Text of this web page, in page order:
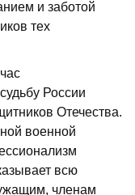
и заботой
тех
России
Отечества.
военной
всю
членам